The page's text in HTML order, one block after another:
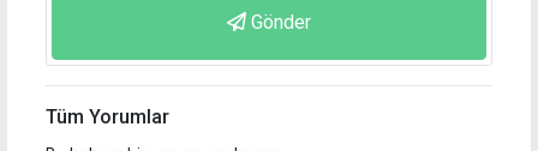
Gönder
Tüm Yorumlar